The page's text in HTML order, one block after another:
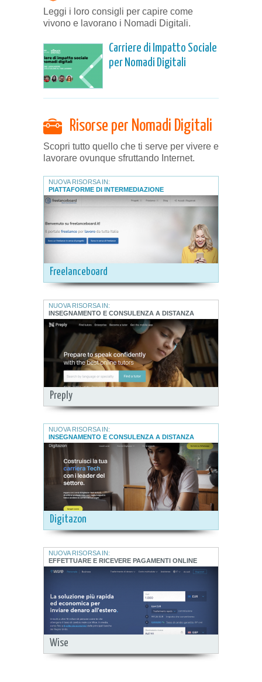
Leggi i loro consigli per capire come
vivono e lavorano i Nomadi Digitali.
Carriere di Impatto Sociale
per Nomadi Digitali
Risorse per Nomadi Digitali
Scopri tutto quello che ti serve per vivere e
lavorare ovunque sfruttando Internet.
Freelanceboard
NUOVA RISORSA IN:
PIATTAFORME DI INTERMEDIAZIONE
Preply
NUOVA RISORSA IN:
INSEGNAMENTO E CONSULENZA A DISTANZA
Digitazon
NUOVA RISORSA IN:
INSEGNAMENTO E CONSULENZA A DISTANZA
Wise
NUOVA RISORSA IN:
EFFETTUARE E RICEVERE PAGAMENTI ONLINE